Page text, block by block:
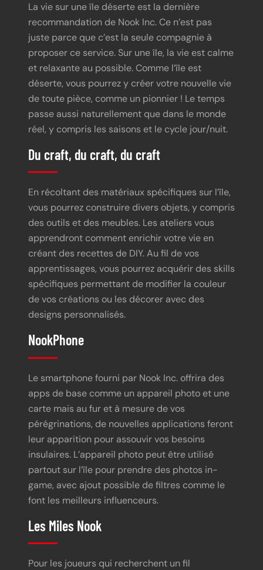
La vie sur une île déserte est la dernière
recommandation de Nook Inc. Ce n’est pas
juste parce que c’est la seule compagnie à
proposer ce service. Sur une île, la vie est calme
et relaxante au possible. Comme l’île est
déserte, vous pourrez y créer votre nouvelle vie
de toute pièce, comme un pionnier ! Le temps
passe aussi naturellement que dans le monde
réel, y compris les saisons et le cycle jour/nuit.
Du craft, du craft, du craft
En récoltant des matériaux spécifiques sur l’île,
vous pourrez construire divers objets, y compris
des outils et des meubles. Les ateliers vous
apprendront comment enrichir votre vie en
créant des recettes de DIY. Au fil de vos
apprentissages, vous pourrez acquérir des skills
spécifiques permettant de modifier la couleur
de vos créations ou les décorer avec des
designs personnalisés.
NookPhone
Le smartphone fourni par Nook Inc. offrira des
apps de base comme un appareil photo et une
carte mais au fur et à mesure de vos
pérégrinations, de nouvelles applications feront
leur apparition pour assouvir vos besoins
insulaires. L’appareil photo peut être utilisé
partout sur l’île pour prendre des photos in-
game, avec ajout possible de filtres comme le
font les meilleurs influenceurs.
Les Miles Nook
Pour les joueurs qui recherchent un fil